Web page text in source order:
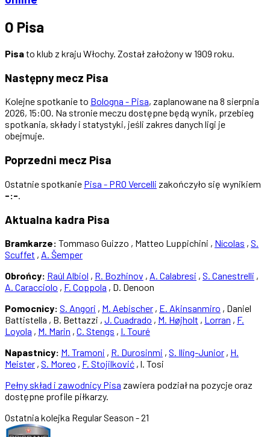
O Pisa
Pisato klub z kraju Włochy. Został założony w 1909 roku.
Następny mecz Pisa
Kolejne spotkanie to Bologna - Pisa, zaplanowane na 8 sierpnia
2026, 15:00. Na stronie meczu dostępne będą wynik, przebieg
spotkania, składy i statystyki, jeśli zakres danych ligi je
obejmuje.
Poprzedni mecz Pisa
Ostatnie spotkanie Pisa - PRO Vercelli zakończyło się wynikiem
-:-
Aktualna kadra Pisa
Bramkarze: Tommaso Guizzo , Matteo Luppichini , Nícolas , S.
Scuffet , A. Šemper
Obrońcy: Raúl Albiol , R. Bozhinov , A. Calabresi , S. Canestrelli ,
A. Caracciolo , F. Coppola , D. Denoon
Pomocnicy: S. Angori , M. Aebischer , E. Akinsanmiro , Daniel
Battistella , B. Bettazzi , J. Cuadrado , M. Højholt , Lorran , F.
Loyola , M. Marin , C. Stengs , I. Touré
Napastnicy: M. Tramoni , R. Durosinmi , S. Iling-Junior , H.
Meister , S. Moreo , F. Stojilković , l. Tosi
Pełny skład i zawodnicy Pisa zawiera podział na pozycje oraz
dostępne profile piłkarzy.
Ostatnia kolejka Regular Season - 21